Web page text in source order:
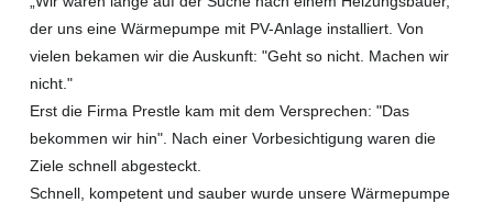
der uns eine Wärmepumpe mit PV-Anlage installiert. Von
vielen bekamen wir die Auskunft: "Geht so nicht. Machen wir
nicht."
Erst die Firma Prestle kam mit dem Versprechen: "Das
bekommen wir hin". Nach einer Vorbesichtigung waren die
Ziele schnell abgesteckt.
Schnell, kompetent und sauber wurde unsere Wärmepumpe